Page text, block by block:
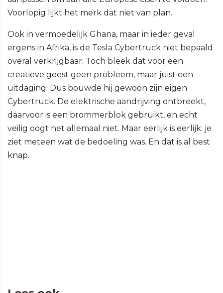
Voorlopig lijkt het merk dat niet van plan.
Ook in vermoedelijk Ghana, maar in ieder geval
ergens in Afrika, is de Tesla Cybertruck niet bepaald
overal verkrijgbaar. Toch bleek dat voor een
creatieve geest geen probleem, maar juist een
uitdaging. Dus bouwde hij gewoon zijn eigen
Cybertruck. De elektrische aandrijving ontbreekt,
daarvoor is een brommerblok gebruikt, en echt
veilig oogt het allemaal niet. Maar eerlijk is eerlijk: je
ziet meteen wat de bedoeling was. En dat is al best
knap.